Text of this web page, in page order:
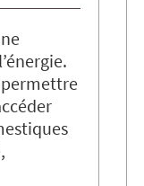
permettre